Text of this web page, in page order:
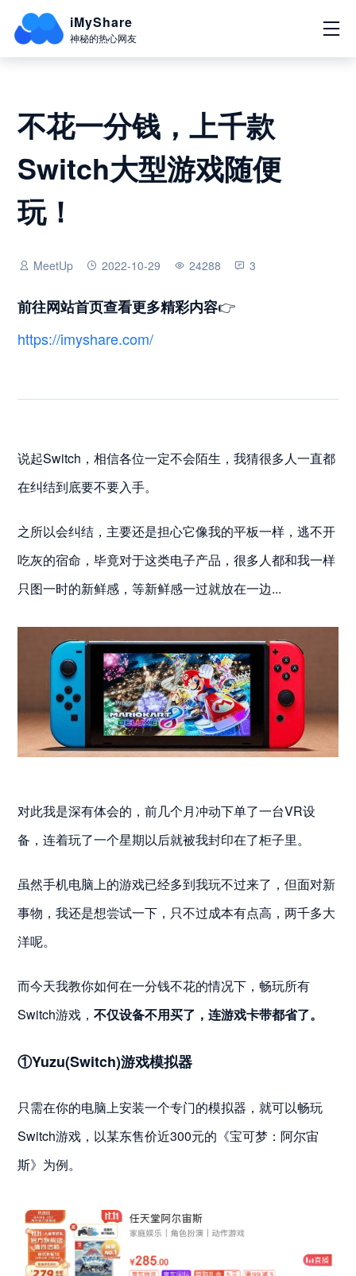
iMyShare
神秘的热心网友
不花一分钱，上千款
Switch大型游戏随便
玩！
MeetUp 2022-10-29 24288 3
前往网站首页查看更多精彩内容👉
https://imyshare.com/
说起Switch，相信各位一定不会陌生，我猜很多人一直都
在纠结到底要不要入手。
之所以会纠结，主要还是担心它像我的平板一样，逃不开
吃灰的宿命，毕竟对于这类电子产品，很多人都和我一样
只图一时的新鲜感，等新鲜感一过就放在一边...
对此我是深有体会的，前几个月冲动下单了一台VR设
备，连着玩了一个星期以后就被我封印在了柜子里。
虽然手机电脑上的游戏已经多到我玩不过来了，但面对新
事物，我还是想尝试一下，只不过成本有点高，两千多大
洋呢。
而今天我教你如何在一分钱不花的情况下，畅玩所有
Switch游戏，不仅设备不用买了，连游戏卡带都省了。
①Yuzu(Switch)游戏模拟器
只需在你的电脑上安装一个专门的模拟器，就可以畅玩
Switch游戏，以某东售价近300元的《宝可梦：阿尔宙
斯》为例。